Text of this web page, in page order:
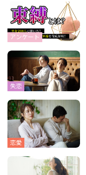
アンケート
失恋
恋愛